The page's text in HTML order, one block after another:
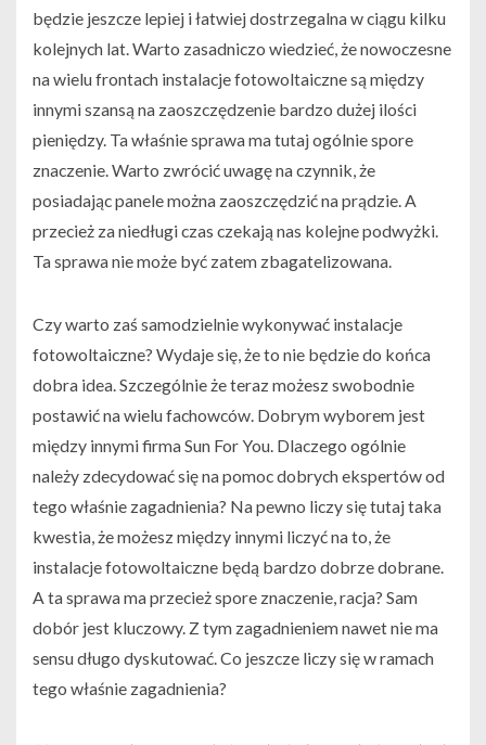
będzie jeszcze lepiej i łatwiej dostrzegalna w ciągu kilku
kolejnych lat. Warto zasadniczo wiedzieć, że nowoczesne
na wielu frontach instalacje fotowoltaiczne są między
innymi szansą na zaoszczędzenie bardzo dużej ilości
pieniędzy. Ta właśnie sprawa ma tutaj ogólnie spore
znaczenie. Warto zwrócić uwagę na czynnik, że
posiadając panele można zaoszczędzić na prądzie. A
przecież za niedługi czas czekają nas kolejne podwyżki.
Ta sprawa nie może być zatem zbagatelizowana.
Czy warto zaś samodzielnie wykonywać instalacje
fotowoltaiczne? Wydaje się, że to nie będzie do końca
dobra idea. Szczególnie że teraz możesz swobodnie
postawić na wielu fachowców. Dobrym wyborem jest
między innymi firma Sun For You. Dlaczego ogólnie
należy zdecydować się na pomoc dobrych ekspertów od
tego właśnie zagadnienia? Na pewno liczy się tutaj taka
kwestia, że możesz między innymi liczyć na to, że
instalacje fotowoltaiczne będą bardzo dobrze dobrane.
A ta sprawa ma przecież spore znaczenie, racja? Sam
dobór jest kluczowy. Z tym zagadnieniem nawet nie ma
sensu długo dyskutować. Co jeszcze liczy się w ramach
tego właśnie zagadnienia?